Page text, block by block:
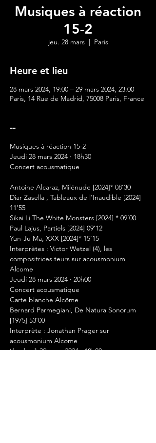
Musiques à réaction
15-2
jeu. 28 mars
  |
Paris
Heure et lieu
28 mars 2024, 19:00 – 29 mars 2024, 23:00
Paris, 14 Rue de Madrid, 75008 Paris, France
--
Musiques à réaction 15-2
Jeudi 28 mars 2024 · 18h30
Concert acousmatique
Antoine Alcaraz, Milénude [2024]* 08’30
Diar Zasella , Tableaux de l’Inaudible [2024]
11’55
Sikai Li The White Monsters [2024] * 09’00
Paul Lajus, Partiels [2024] 09’12
Yun-Ju Ma, XXX [2024]* 15’15
Interprètes : Victor Wetzel (4), les
compositrices.teurs sur acousmonium
Alcome
Jeudi 28 mars 2024 · 20h00
Concert acousmatique
Carte blanche Alcôme
Bernard Parmegiani, De Natura Sonorum
[1975] 53'00
Interprète : Jonathan Prager sur
acousmonium Alcome
Vendredi 29 mars 2024 · 18h00